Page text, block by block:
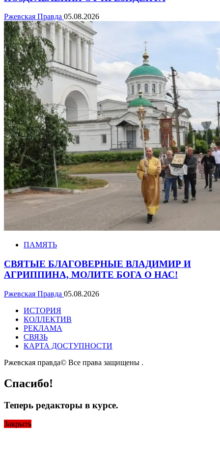
Ржевская Правда 05.08.2026
ПАМЯТЬ
СВЯТЫЕ БЛАГОВЕРНЫЕ ВЛАДИМИР И
АГРИППИНА, МОЛИТЕ БОГА О НАС!
Ржевская Правда 05.08.2026
ИСТОРИЯ
КОЛЛЕКТИВ
РЕКЛАМА
СВЯЗЬ
КАРТА ДОСТУПНОСТИ
Ржевская правда© Все права защищены .
Спасибо!
Теперь редакторы в курсе.
Закрыть